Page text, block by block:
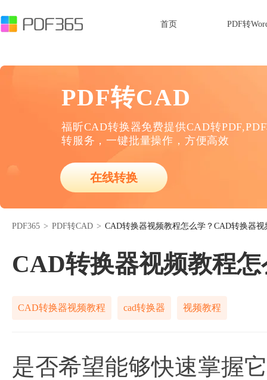
首页 PDF转
PDF转CAD
福昕CAD转换器免费提供CAD转
转服务，一键批量操作，方便高效
在线转换
PDF365 > PDF转CAD > CAD转换器视频教程怎么学？CAD转换器
CAD转换器视频教程
CAD转换器视频教程 cad转换器 视频教程
是否希望能够快速掌握